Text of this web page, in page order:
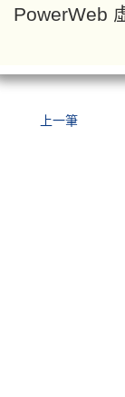
PowerWeb
上一筆